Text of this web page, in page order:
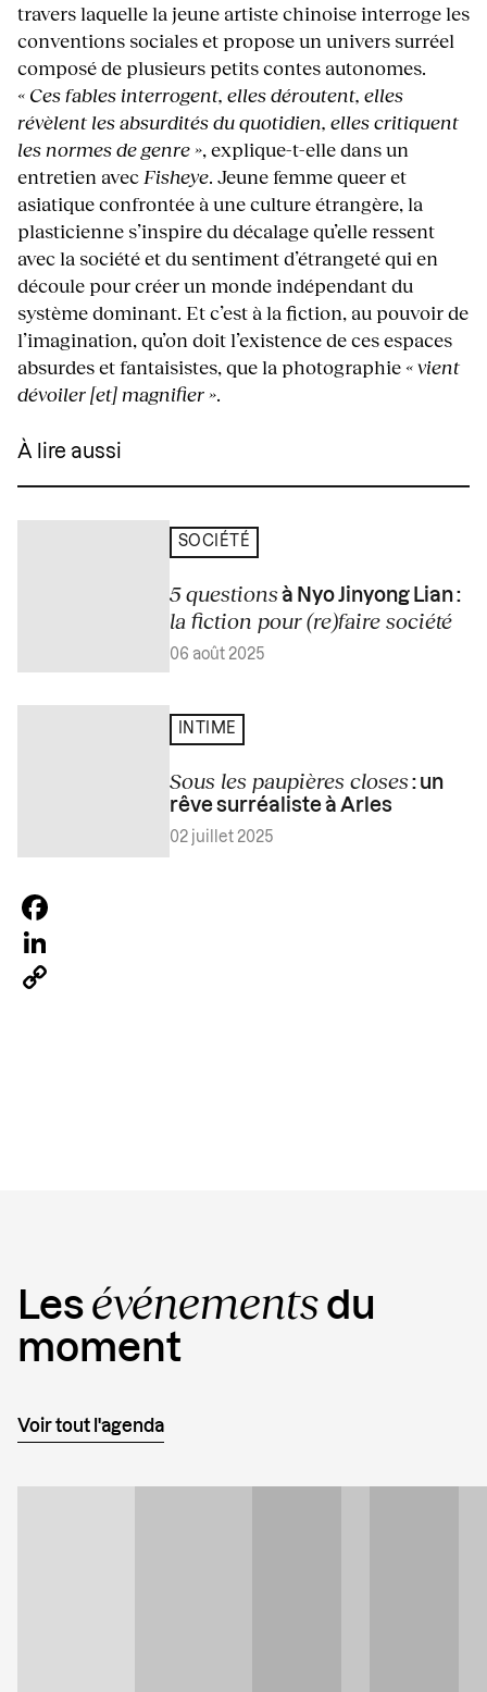
travers laquelle la jeune artiste chinoise interroge les
conventions sociales et propose un univers surréel
composé de plusieurs petits contes autonomes.
« Ces fables interrogent, elles déroutent, elles
révèlent les absurdités du quotidien, elles critiquent
les normes de genre », explique-t-elle dans un
entretien avec Fisheye. Jeune femme queer et
asiatique confrontée à une culture étrangère, la
plasticienne s’inspire du décalage qu’elle ressent
avec la société et du sentiment d’étrangeté qui en
découle pour créer un monde indépendant du
système dominant. Et c’est à la fiction, au pouvoir de
l’imagination, qu’on doit l’existence de ces espaces
absurdes et fantaisistes, que la photographie « vient
dévoiler [et] magnifier ».
À lire aussi
SOCIÉTÉ
5 questionsà Nyo Jinyong Lian :
la fiction pour (re)faire société
06 août 2025
INTIME
Sous les paupières closes: un
rêve surréaliste à Arles
02 juillet 2025
Facebook
LinkedIn
Les événements du
moment
Voir tout l'agenda